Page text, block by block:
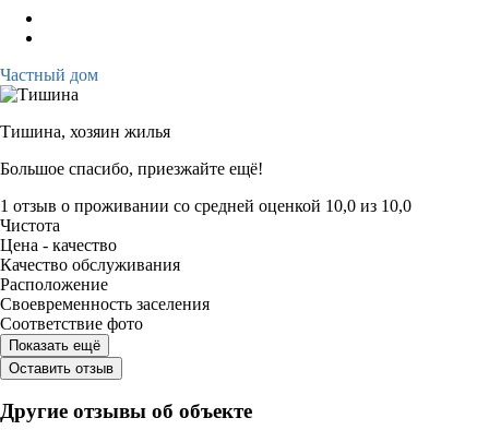
Частный дом
Тишина, хозяин жилья
Большое спасибо, приезжайте ещё!
1 отзыв о проживании со средней оценкой 10,0 из 10,0
Чистота
Цена - качество
Качество обслуживания
Расположение
Своевременность заселения
Соответствие фото
Показать ещё
Оставить отзыв
Другие отзывы об объекте